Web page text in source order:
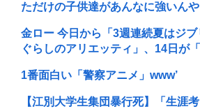
ただけの子供達があんなに強いんや
金ロー 今日から「3週連続夏はジ
ぐらしのアリエッティ」、14日が
1番面白い「警察アニメ」www’
【江別大学生集団暴行死】「生涯